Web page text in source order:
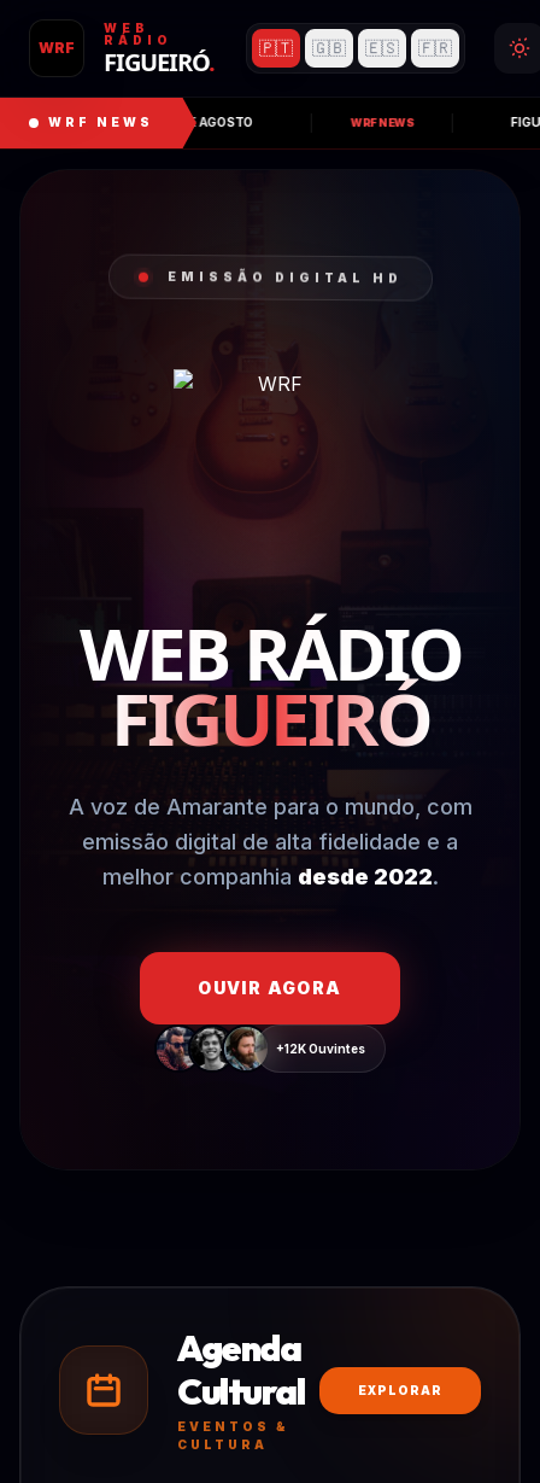
WRF
WEB
RÁDIO
FIGUEIRÓ. 🇵🇹 🇬🇧 🇪🇸 🇫🇷
WRF NEWS
O MÊS DE AGOSTO FIGUEIRÓ
EMISSÃO DIGITAL HD
WEB RÁDIO
FIGUEIRÓ
A voz de Amarante para o mundo, com
emissão digital de alta fidelidade e a
melhor companhia desde 2022.
OUVIR AGORA
+12K Ouvintes
Agenda
Cultural
EVENTOS &
CULTURA
EXPLORAR